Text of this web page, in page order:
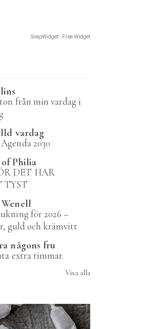
SnapWidget · Free Widget
från min vardag i
vardag
2030
Philia
DET HAR
TYST
för 2026 –
guld och krämvitt
någons fru
extra timmar.
Visa alla